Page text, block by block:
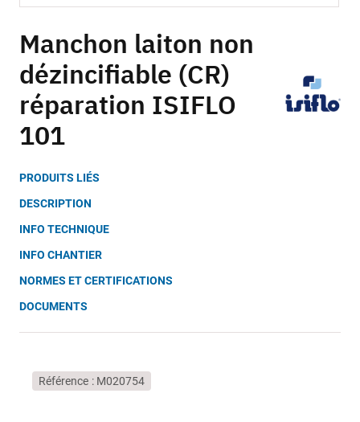
to
the
beginning
of
the
images
gallery
Manchon laiton non
dézincifiable (CR)
réparation ISIFLO
101
PRODUITS LIÉS
DESCRIPTION
INFO TECHNIQUE
INFO CHANTIER
NORMES ET CERTIFICATIONS
DOCUMENTS
Référence M020754